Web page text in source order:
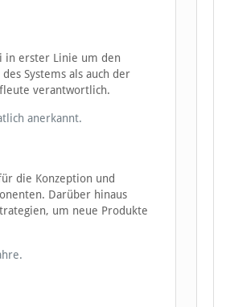
in erster Linie um den
Systems als auch der
verantwortlich.
anerkannt.
die Konzeption und
Darüber hinaus
um neue Produkte